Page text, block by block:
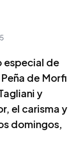
especial de
de Morfi
y
el carisma y
domingos,